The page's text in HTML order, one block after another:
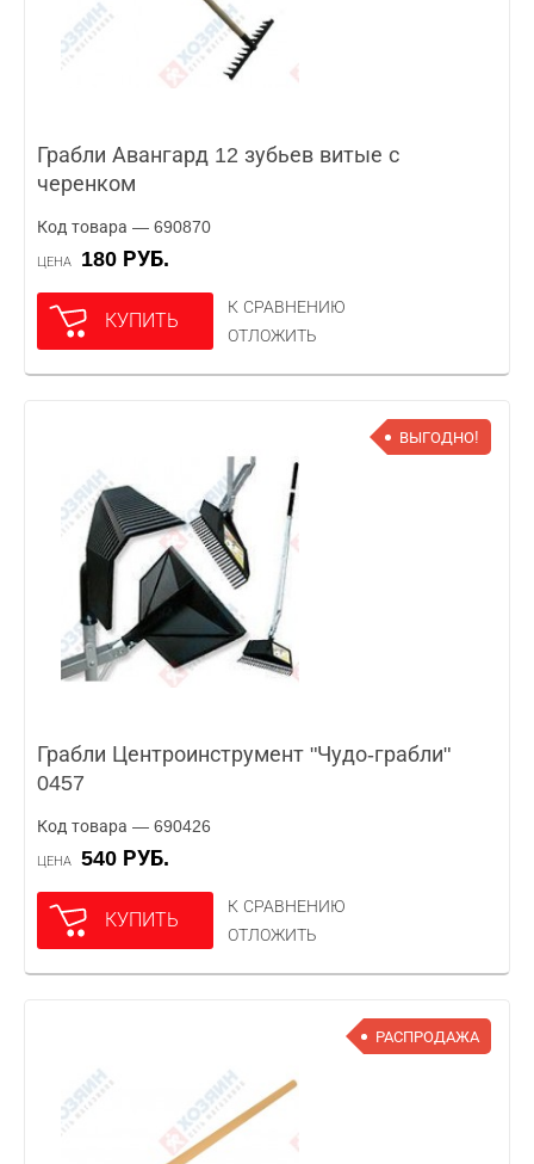
Грабли Авангард 12 зубьев витые с
черенком
Код товара — 690870
ЦЕНА 180 РУБ.
КУПИТЬ
К СРАВНЕНИЮ
ОТЛОЖИТЬ
ВЫГОДНО!
Грабли Центроинструмент "Чудо-грабли"
0457
Код товара — 690426
ЦЕНА 540 РУБ.
КУПИТЬ
К СРАВНЕНИЮ
ОТЛОЖИТЬ
РАСПРОДАЖА